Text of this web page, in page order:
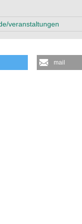
veranstaltungen
mail